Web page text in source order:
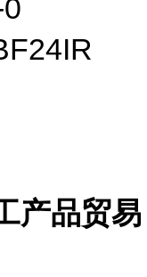
产品贸易